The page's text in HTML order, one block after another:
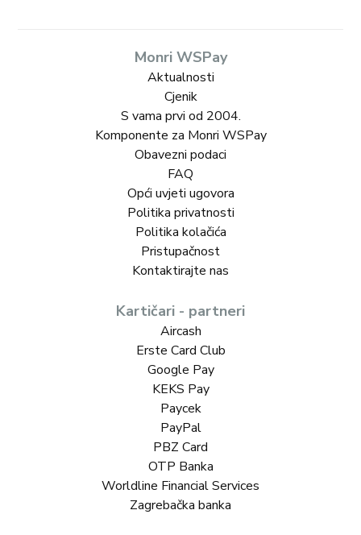
Monri WSPay
Aktualnosti
Cjenik
S vama prvi od 2004.
Komponente za Monri WSPay
Obavezni podaci
FAQ
Opći uvjeti ugovora
Politika privatnosti
Politika kolačića
Pristupačnost
Kontaktirajte nas
Kartičari - partneri
Aircash
Erste Card Club
Google Pay
KEKS Pay
Paycek
PayPal
PBZ Card
OTP Banka
Worldline Financial Services
Zagrebačka banka